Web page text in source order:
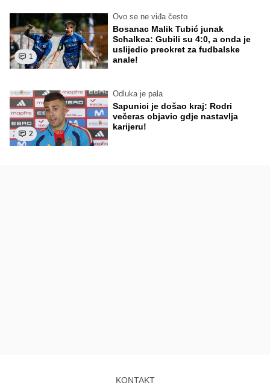
1
Ovo se ne viđa često
Bosanac Malik Tubić junak
Schalkea: Gubili su 4:0, a onda je
uslijedio preokret za fudbalske
anale!
2
Odluka je pala
Sapunici je došao kraj: Rodri
večeras objavio gdje nastavlja
karijeru!
KONTAKT